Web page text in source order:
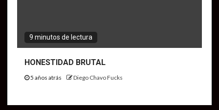
9 minutos de lectura
HONESTIDAD BRUTAL
5 años atrás Diego Chavo Fucks